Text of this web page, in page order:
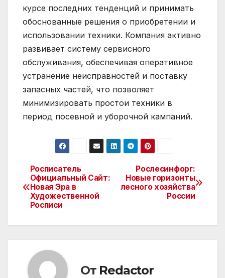
курсе последних тенденций и принимать
обоснованные решения о приобретении и
использовании техники. Компания активно
развивает систему сервисного
обслуживания, обеспечивая оперативное
устранение неисправностей и поставку
запасных частей, что позволяет
минимизировать простои техники в
период посевной и уборочной кампаний.
Навигация
по
Рослесинфорг:
Новые горизонты
лесного хозяйства
России
Росписатель
Официальный Сайт:
Новая Эра в
Художественной
Росписи
От Redactor